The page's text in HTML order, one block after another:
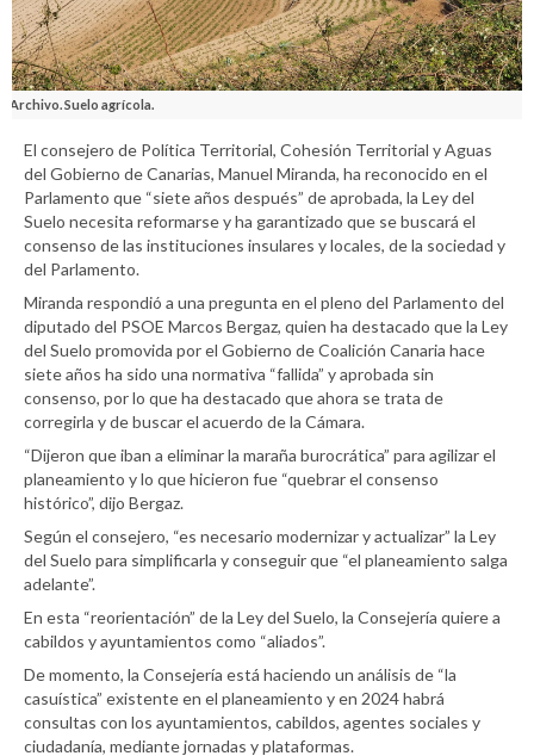
Archivo. Suelo agrícola.
El consejero de Política Territorial, Cohesión Territorial y Aguas
del Gobierno de Canarias, Manuel Miranda, ha reconocido en el
Parlamento que “siete años después” de aprobada, la Ley del
Suelo necesita reformarse y ha garantizado que se buscará el
consenso de las instituciones insulares y locales, de la sociedad y
del Parlamento.
Miranda respondió a una pregunta en el pleno del Parlamento del
diputado del PSOE Marcos Bergaz, quien ha destacado que la Ley
del Suelo promovida por el Gobierno de Coalición Canaria hace
siete años ha sido una normativa “fallida” y aprobada sin
consenso, por lo que ha destacado que ahora se trata de
corregirla y de buscar el acuerdo de la Cámara.
“Dijeron que iban a eliminar la maraña burocrática” para agilizar el
planeamiento y lo que hicieron fue “quebrar el consenso
histórico”, dijo Bergaz.
Según el consejero, “es necesario modernizar y actualizar” la Ley
del Suelo para simplificarla y conseguir que “el planeamiento salga
adelante”.
En esta “reorientación” de la Ley del Suelo, la Consejería quiere a
cabildos y ayuntamientos como “aliados”.
De momento, la Consejería está haciendo un análisis de “la
casuística” existente en el planeamiento y en 2024 habrá
consultas con los ayuntamientos, cabildos, agentes sociales y
ciudadanía, mediante jornadas y plataformas.